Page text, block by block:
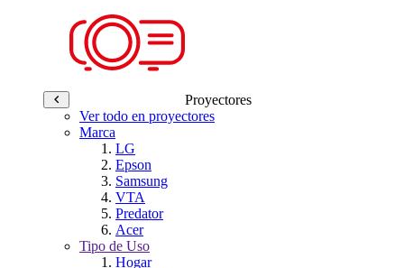
Proyectores
Ver todo en proyectores
Marca
LG
Epson
Samsung
VTA
Predator
Acer
Tipo de Uso
Hogar